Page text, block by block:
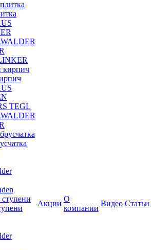
TEGL
Акции
О
компании
Видео Статьи